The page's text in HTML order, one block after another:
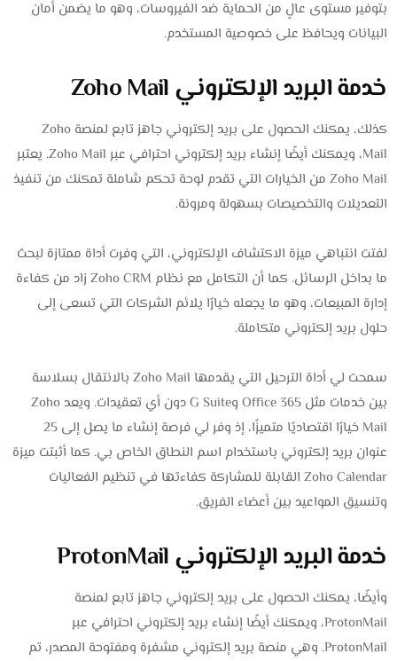
بتوفير مستوى عالٍ من الحماية ضد الفيروسات، وهو ما يضمن أمان
البيانات ويحافظ على خصوصية المستخدم.
خدمة البريد الإلكتروني Zoho Mail
كذلك، يمكنك الحصول على بريد إلكتروني جاهز تابع لمنصة Zoho
Mail، ويمكنك أيضًا إنشاء بريد إلكتروني احترافي عبر Zoho Mail. يعتبر
Zoho Mail من الخيارات التي تقدم لوحة تحكم شاملة تمكنك من تنفيذ
التعديلات والتخصيصات بسهولة ومرونة.
لفتت انتباهي ميزة الاكتشاف الإلكتروني، التي وفرت أداة ممتازة لبحث
ما بداخل الرسائل. كما أن التكامل مع نظام Zoho CRM زاد من كفاءة
إدارة المبيعات، وهو ما يجعله خيارًا يلائم الشركات التي تسعى إلى
حلول بريد إلكتروني متكاملة.
سمحت لي أداة الترحيل التي يقدمها Zoho Mail بالانتقال بسلاسة
بين خدمات مثل Office 365 وG Suite دون أي تعقيدات. ويعد Zoho
Mail خيارًا اقتصاديًا متميزًا، إذ وفر لي فرصة إنشاء ما يصل إلى 25
عنوان بريد إلكتروني باستخدام اسم النطاق الخاص بي. كما أثبتت ميزة
Zoho Calendar القابلة للمشاركة كفاءتها في تنظيم الفعاليات
وتنسيق المواعيد بين أعضاء الفريق.
خدمة البريد الإلكتروني ProtonMail
وأيضًا، يمكنك الحصول على بريد إلكتروني جاهز تابع لمنصة
ProtonMail، ويمكنك أيضًا إنشاء بريد إلكتروني احترافي عبر
ProtonMail. وهي منصة بريد إلكتروني مشفرة ومفتوحة المصدر، تم